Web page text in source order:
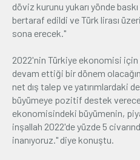
döviz kurunu yukarı yönde
bertaraf edildi ve Türk lirası
sona erecek."
2022'nin Türkiye ekonomisi
devam ettiği bir dönem
net dış talep ve yatırımlardaki
büyümeye pozitif destek
ekonomisindeki büyümenin,
inşallah 2022'de yüzde 5
inanıyoruz." diye konuştu.